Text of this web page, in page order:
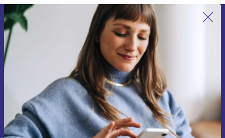
Liity ensimmäistä kertaa uutiskirjeen
tilaajaksi ja säästä 15 €!
Älä missaa enää yhtäkään tarjousta.
Pyydä etukuponki
Lisätietoja henkilötietojen käytöstä löydättietosuojaselosteestamme.